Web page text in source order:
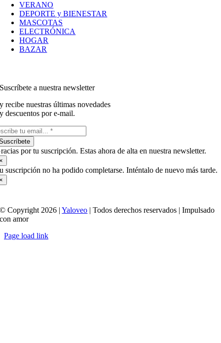
VERANO
DEPORTE y BIENESTAR
MASCOTAS
ELECTRÓNICA
HOGAR
BAZAR
Suscríbete a nuestra newsletter
y recibe nuestras últimas novedades
y descuentos por e-mail.
por tu suscripción. Estas ahora de alta en nuestra newsletter.
suscripción no ha podido completarse. Inténtalo de nuevo más tarde.
© Copyright 2026 |Yaloveo | Todos derechos reservados | Impulsado
con amor
Page load link